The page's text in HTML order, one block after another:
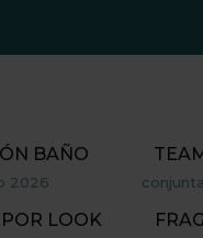
BAÑO
2026
LOOK